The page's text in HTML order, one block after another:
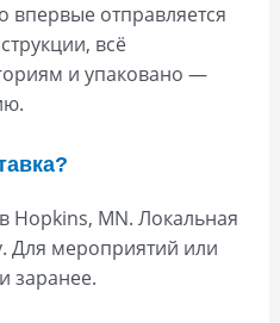
впервые отправляется
всё
и упаковано —
MN. Локальная
Для мероприятий или
заранее.